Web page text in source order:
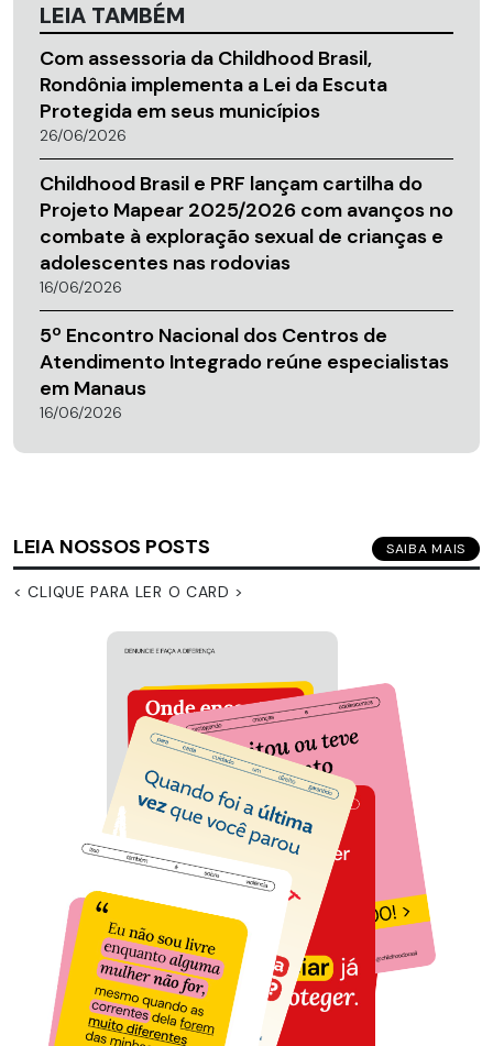
LEIA TAMBÉM
Com assessoria da Childhood Brasil,
Rondônia implementa a Lei da Escuta
Protegida em seus municípios
26/06/2026
Childhood Brasil e PRF lançam cartilha do
Projeto Mapear 2025/2026 com avanços no
combate à exploração sexual de crianças e
adolescentes nas rodovias
16/06/2026
5º Encontro Nacional dos Centros de
Atendimento Integrado reúne especialistas
em Manaus
16/06/2026
LEIA NOSSOS POSTS SAIBA MAIS
< CLIQUE PARA LER O CARD >